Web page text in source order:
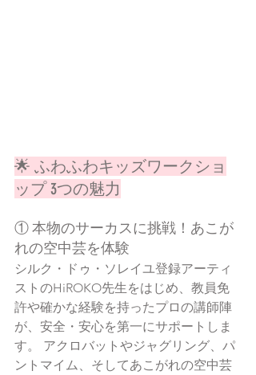
🌟 ふわふわキッズワークショ
ップ 3つの魅力
① 本物のサーカスに挑戦！あこが
れの空中芸を体験
シルク・ドゥ・ソレイユ登録アーティ
ストのHiROKO先生をはじめ、教員免
許や確かな経験を持ったプロの講師陣
が、安全・安心を第一にサポートしま
す。 アクロバットやジャグリング、パ
ントマイム、そしてあこがれの空中芸